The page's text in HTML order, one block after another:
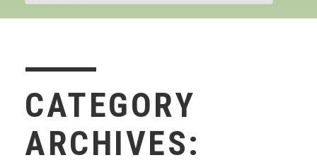
CATEGORY
ARCHIVES: